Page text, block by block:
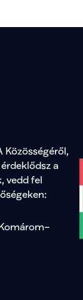
Közösségéről,
a
vedd fel